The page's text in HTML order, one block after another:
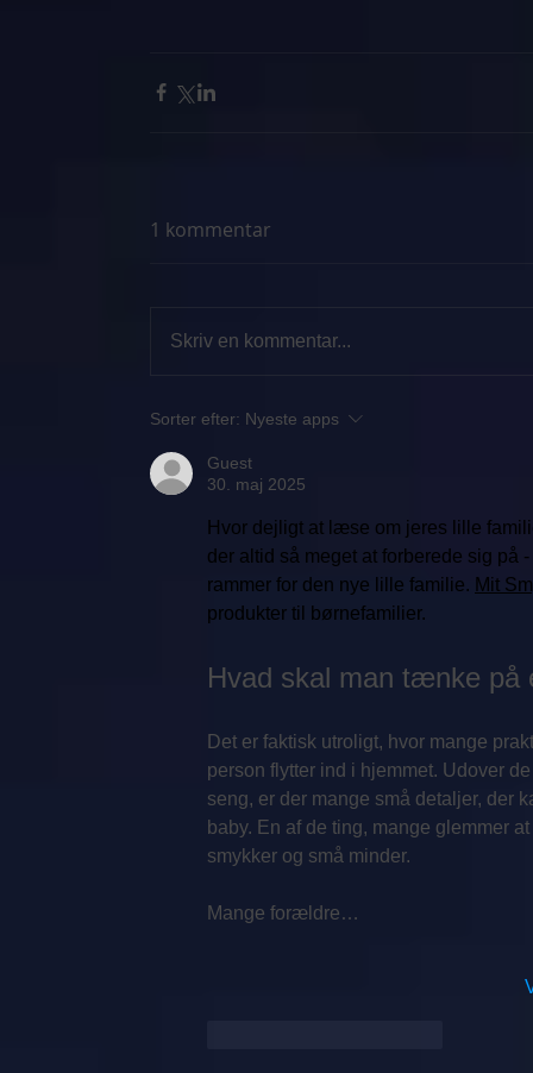
1 kommentar
Skriv en kommentar...
Sorter efter: Nyeste apps
Guest
30. maj 2025
Hvor dejligt at læse om jeres lille
der altid så meget at forberede sig
rammer for den nye lille familie. Mit
produkter til børnefamilier.
Hvad skal man tænke på
Det er faktisk utroligt, hvor mange
person flytter ind i hjemmet. Udover
seng, er der mange små detaljer, der
baby. En af de ting, mange glemmer
smykker og små minder.
Mange forældre…